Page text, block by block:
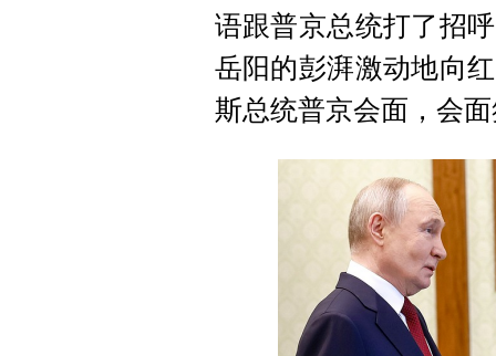
语跟普京总统打了招
岳阳的彭湃激动地向
斯总统普京会面，会